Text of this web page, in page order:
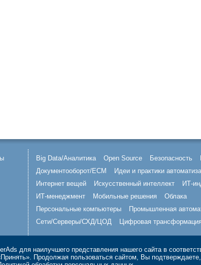
Big Data/Аналитика Open Source Безопасность
Документооборот/ECM
Идеи и практики
Интернет вещей
Искусственный интеллект
ИТ-
ИТ-менеджмент
Мобильные решения
Облака
Персональные компьютеры
Промышленная
Сети/Серверы/СХД/ЦОД
Цифровая трансформация
для наилучшего представления нашего сайта в
Продолжая пользоваться сайтом, Вы